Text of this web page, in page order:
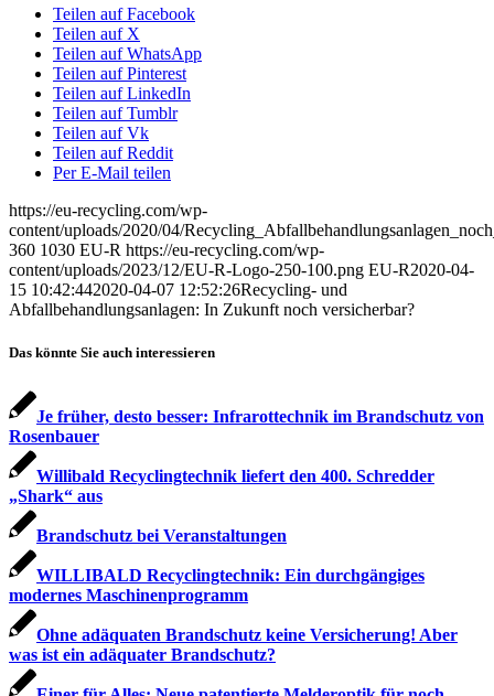
Teilen auf Facebook
Teilen auf X
Teilen auf WhatsApp
Teilen auf Pinterest
Teilen auf LinkedIn
Teilen auf Tumblr
Teilen auf Vk
Teilen auf Reddit
Per E-Mail teilen
https://eu-recycling.com/wp-
content/uploads/2020/04/
360 1030 EU-R https://eu-recycling.com/wp-
content/uploads/2023/12/EU-R-Logo-250-100.png EU-R2020-04-
15 10:42:442020-04-07 12:52:26Recycling- und
Abfallbehandlungsanlagen: In Zukunft noch versicherbar?
Das könnte Sie auch interessieren
Je früher, desto besser: Infrarottechnik im Brandschutz von
Rosenbauer
Willibald Recyclingtechnik liefert den 400. Schredder
„Shark“ aus
Brandschutz bei Veranstaltungen
WILLIBALD Recyclingtechnik: Ein durchgängiges
modernes Maschinen­programm
Ohne adäquaten Brandschutz keine Versicherung! Aber
was ist ein adäquater Brandschutz?